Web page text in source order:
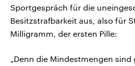
Sportgespräch für die
Besitzstrafbarkeit aus, also für
Milligramm, der ersten Pille:
„Denn die Mindestmengen